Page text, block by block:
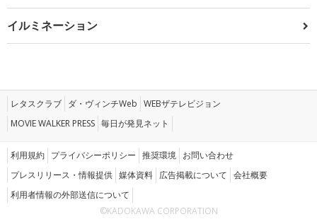
イルミネーション
レタスクラブ ダ・ヴィンチWeb WEBザテレビジョン
MOVIE WALKER PRESS 毎日が発見ネット
利用規約 プライバシーポリシー 推奨環境 お問い合わせ
プレスリリース・情報提供 媒体資料 広告掲載について 会社概要
利用者情報の外部送信について
©KADOKAWA CORPORATION